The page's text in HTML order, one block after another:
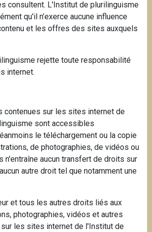
consultent. L'Institut de plurilinguisme
qu'il n’exerce aucune influence
et les offres des sites auxquels
rejette toute responsabilité
internet.
contenues sur les sites internet de
sont accessibles
le téléchargement ou la copie
de photographies, de vidéos ou
n'entraîne aucun transfert de droits sur
autre droit tel que notamment une
et tous les autres droits liés aux
photographies, vidéos et autres
les sites internet de l'Institut de